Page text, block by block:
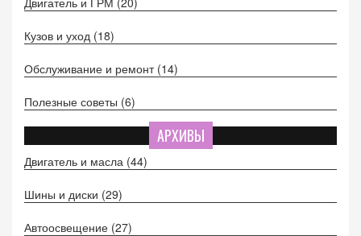
Кузов и уход (18)
Обслуживание и ремонт (14)
Полезные советы (6)
АРХИВЫ
Двигатель и масла (44)
Шины и диски (29)
Автоосвещение (27)